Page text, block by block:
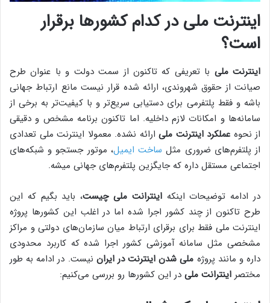
اینترنت ملی در کدام کشورها برقرار
است؟
اینترنت ملی با تعریفی که تاکنون از سمت دولت و با عنوان طرح
صیانت از حقوق شهروندی، ارائه شده قرار نیست مانع ارتباط جهانی
باشه و فقط پلتفرمی برای دستیابی سریع‌تر و با کیفیت‌تر به برخی از
سامانه‌ها و امکانات لازم داخلیه. اما تاکنون برنامه مشخص و دقیقی
از نحوه عملکرد اینترنت ملی ارائه نشده. معمولا اینترنت ملی تعدادی
از پلتفرم‌های ضروری مثل ساخت ایمیل، موتور جستجو و شبکه‌های
اجتماعی مستقل داره که جایگزین پلتفرم‌های جهانی میشه.
در ادامه توضیحات اینکهاینترانت ملی چیست، باید بگیم که این
طرح تاکنون از چند کشور اجرا شده اما در اغلب این کشورها پروژه
اینترنت ملی فقط برای برقرای ارتباط میان سازمان‌های دولتی و مراکز
مشخصی مثل سامانه آموزشی کشور اجرا شده که کاربرد محدودی
داره و مانند پروژه ملی شدن اینترنت در ایران نیست. در ادامه به طور
مختصر اینترانت ملی در این کشورها رو بررسی می‌کنیم: